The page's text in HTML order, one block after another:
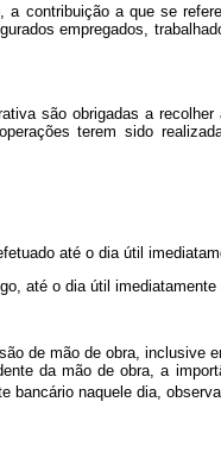
a contribuição a que se
empregados,
são obrigadas a
terem sido
até o dia útil
até o dia útil imediatamente
de mão de obra, inclusive
da mão de obra, a
bancário naquele dia,